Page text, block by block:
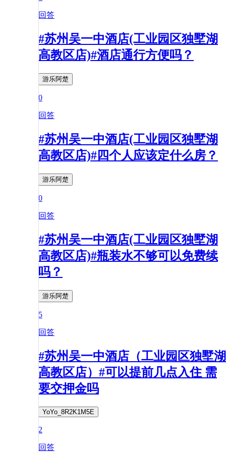
回答
#苏州吴一中酒店(工业园区独墅湖
高教区店)#酒店通行方便吗？
游乐阿楚
0
回答
#苏州吴一中酒店(工业园区独墅湖
高教区店)#四个人应该定什么房？
游乐阿楚
0
回答
#苏州吴一中酒店(工业园区独墅湖
高教区店)#瓶装水不够可以免费续
吗？
游乐阿楚
5
回答
#苏州吴一中酒店（工业园区独墅湖
高教区店）#可以提前几点入住 需
要交押金吗
YoYo_8R2K1M5E
2
回答